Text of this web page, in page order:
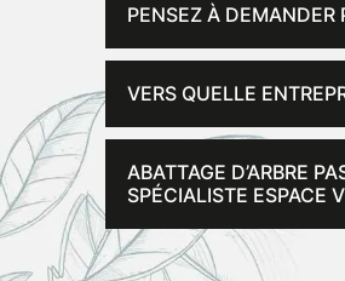
PENSEZ À DEMANDER
VERS QUELLE
ABATTAGE D’ARBRE
SPÉCIALISTE ESPACE